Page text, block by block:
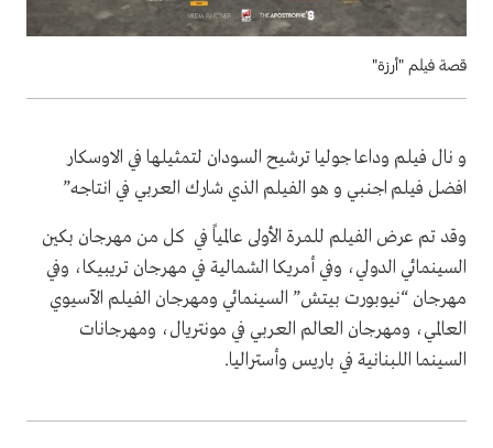
قصة فيلم "أرزة"
و نال فيلم وداعا جوليا ترشيح السودان لتمثيلها في الاوسكار
افضل فيلم اجنبي و هو الفيلم الذي شارك العربي في انتاجه”
وقد تم عرض الفيلم للمرة الأولى عالمياً في كل من مهرجان بكين
السينمائي الدولي، وفي أمريكا الشمالية في مهرجان تريبيكا، وفي
مهرجان “نيوبورت بيتش” السينمائي ومهرجان الفيلم الآسيوي
العالمي، ومهرجان العالم العربي في مونتريال، ومهرجانات
السينما اللبنانية في باريس وأستراليا.